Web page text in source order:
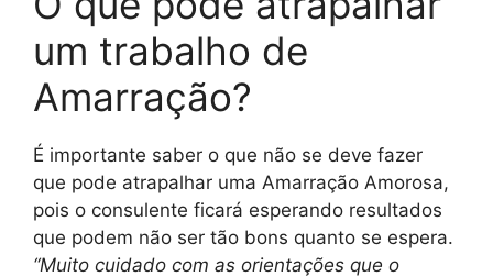
um trabalho de
Amarração?
É importante saber o que não se deve fazer
que pode atrapalhar uma Amarração Amorosa,
pois o consulente ficará esperando resultados
que podem não ser tão bons quanto se espera.
“Muito cuidado com as orientações que o